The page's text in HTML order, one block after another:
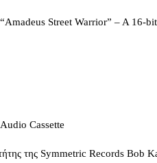
Street Warrior” – A 16-
Cassette
της Symmetric Records Bob